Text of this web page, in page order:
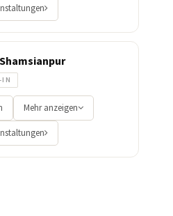
IN
Mehr anzeigen